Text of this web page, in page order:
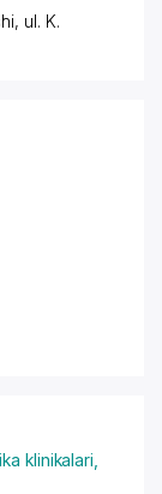
ul. K.
klinikalari